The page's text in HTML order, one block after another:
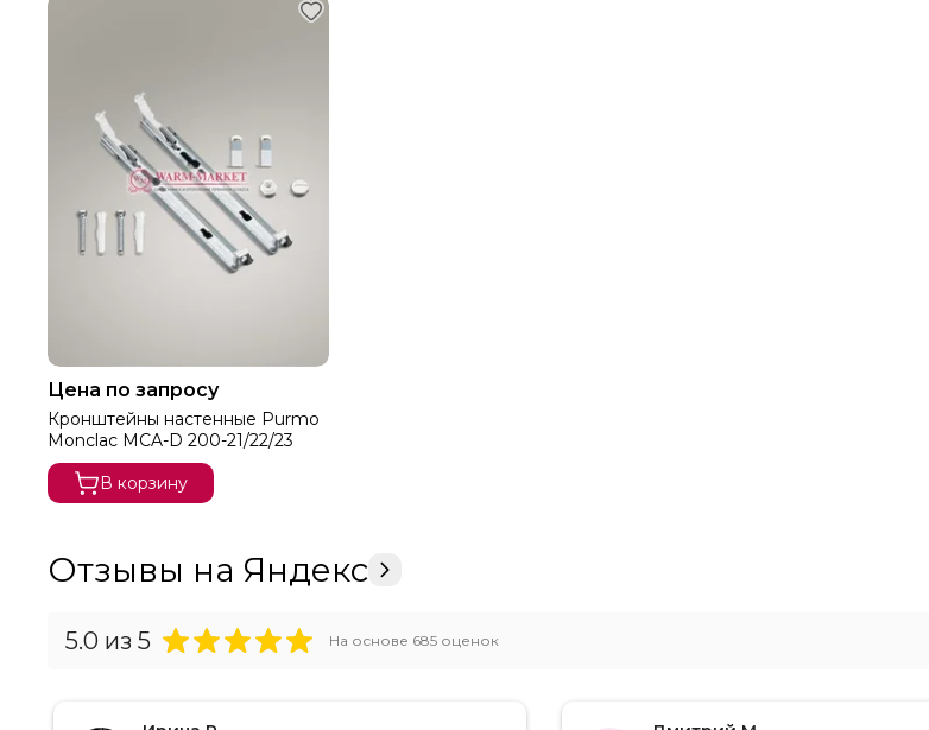
Цена по запросу
Кронштейны настенные Purmo
Monclac MCA-D 200-21/22/23
В корзину
Отзывы на Яндекс
5.0 из 5 На основе 685 оценок